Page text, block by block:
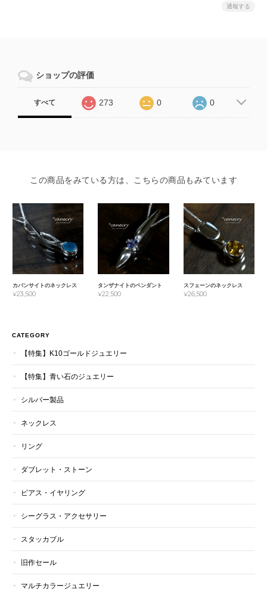
通報する
ショップの評価
すべて 273 0 0
この商品をみている方は、こちらの商品もみています
カバンサイトのネックレス
¥23,500
タンザナイトのペンダント
¥22,500
スフェーンのネックレス
¥26,500
CATEGORY
【特集】K10ゴールドジュエリー
【特集】青い石のジュエリー
シルバー製品
ネックレス
リング
ダブレット・ストーン
ピアス・イヤリング
シーグラス・アクセサリー
スタッカブル
旧作セール
マルチカラージュエリー